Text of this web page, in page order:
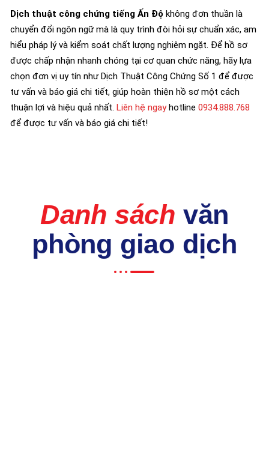
Dịch thuật công chứng tiếng Ấn Độ không đơn thuần là
chuyển đổi ngôn ngữ mà là quy trình đòi hỏi sự chuẩn xác, am
hiểu pháp lý và kiểm soát chất lượng nghiêm ngặt. Để hồ sơ
được chấp nhận nhanh chóng tại cơ quan chức năng, hãy lựa
chọn đơn vị uy tín như Dịch Thuật Công Chứng Số 1 để được
tư vấn và báo giá chi tiết, giúp hoàn thiện hồ sơ một cách
thuận lợi và hiệu quả nhất. Liên hệ ngayhotline 0934.888.768
để được tư vấn và báo giá chi tiết!
Danh sách văn
phòng giao dịch